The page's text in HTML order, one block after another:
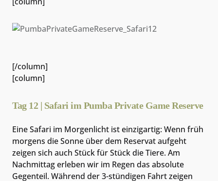
[/column]
[column]
Tag 12 | Safari im Pumba Private Game Reserve
Eine Safari im Morgenlicht ist einzigartig: Wenn früh
morgens die Sonne über dem Reservat aufgeht
zeigen sich auch Stück für Stück die Tiere. Am
Nachmittag erleben wir im Regen das absolute
Gegenteil. Während der 3-stündigen Fahrt zeigen